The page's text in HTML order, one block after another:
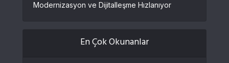
Modernizasyon ve Dijitalleşme Hızlanıyor
En Çok Okunanlar